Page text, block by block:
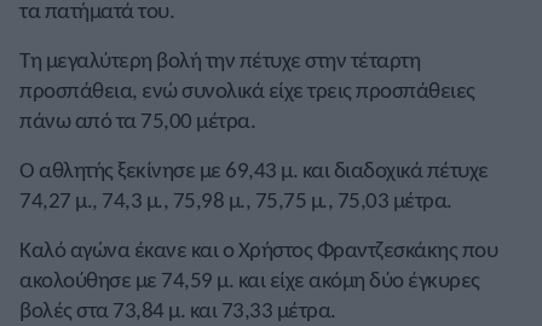
τα πατήματά του.
Τη μεγαλύτερη βολή την πέτυχε στην τέταρτη
προσπάθεια, ενώ συνολικά είχε τρεις προσπάθειες
πάνω από τα 75,00 μέτρα.
Ο αθλητής ξεκίνησε με 69,43 μ. και διαδοχικά πέτυχε
74,27 μ., 74,3 μ., 75,98 μ., 75,75 μ., 75,03 μέτρα.
Καλό αγώνα έκανε και ο Χρήστος Φραντζεσκάκης που
ακολούθησε με 74,59 μ. και είχε ακόμη δύο έγκυρες
βολές στα 73,84 μ. και 73,33 μέτρα.